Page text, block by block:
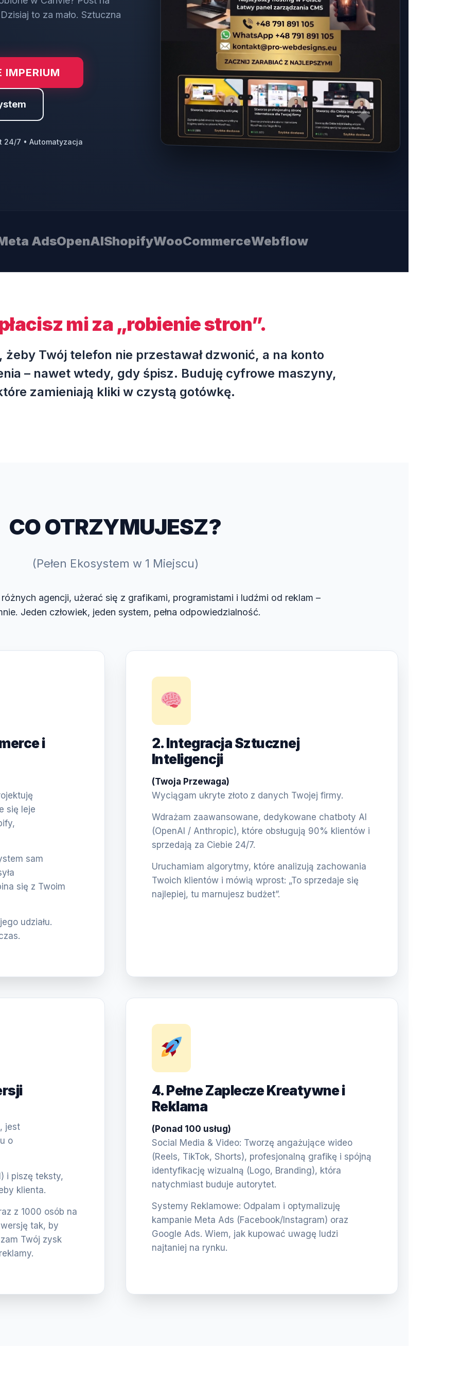
to za mało. Sztuczna
IMPERIUM
24/7 • Automatyzacja
AdsOpenAIShopifyWooCommerceWebflow
mi za „robienie stron”.
żeby Twój telefon nie przestawał dzwonić, a na konto
– nawet wtedy, gdy śpisz. Buduję cyfrowe maszyny,
zamieniają kliki w czystą gotówkę.
CO OTRZYMUJESZ?
(Pełen Ekosystem w 1 Miejscu)
agencji, użerać się z grafikami, programistami i ludźmi od reklam –
Jeden człowiek, jeden system, pełna odpowiedzialność.
i
się leje
sam
się z Twoim
udziału.
2. Integracja Sztucznej
Inteligencji
(Twoja Przewaga)
Wyciągam ukryte złoto z danych Twojej firmy.
Wdrażam zaawansowane, dedykowane chatboty AI
(OpenAI / Anthropic), które obsługują 90% klientów i
sprzedają za Ciebie 24/7.
Uruchamiam algorytmy, które analizują zachowania
Twoich klientów i mówią wprost: „To sprzedaje się
najlepiej, tu marnujesz budżet”.
jest
o
i piszę teksty,
klienta.
z 1000 osób na
tak, by
Twój zysk
4. Pełne Zaplecze Kreatywne i
Reklama
(Ponad 100 usług)
Social Media & Video: Tworzę angażujące wideo
(Reels, TikTok, Shorts), profesjonalną grafikę i spójną
identyfikację wizualną (Logo, Branding), która
natychmiast buduje autorytet.
Systemy Reklamowe: Odpalam i optymalizuję
kampanie Meta Ads (Facebook/Instagram) oraz
Google Ads. Wiem, jak kupować uwagę ludzi
najtaniej na rynku.